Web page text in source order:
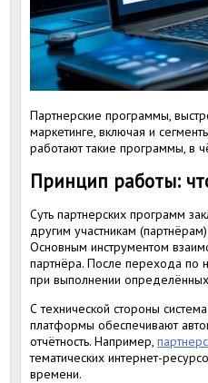
Партнерские программы,
маркетинге, включая и
работают такие программы, в
Принцип работы:
Суть партнерских программ
другим участникам
Основным инструментом
партнёра. После перехода по
при выполнении определённых
С технической стороны
платформы обеспечивают
отчётность. Например,
тематических интернет-
времени.